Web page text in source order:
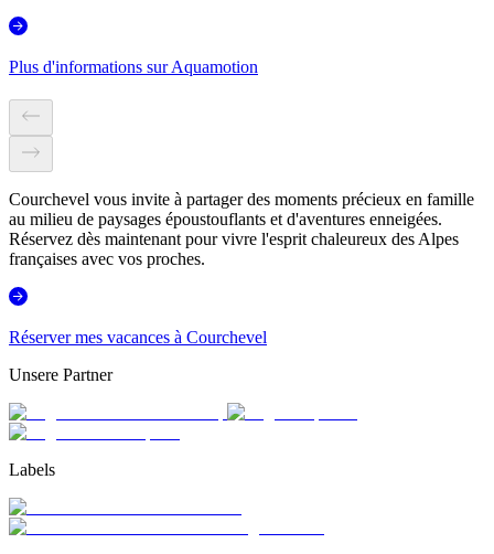
Plus d'informations sur Aquamotion
Courchevel vous invite à partager des moments précieux en famille
au milieu de paysages époustouflants et d'aventures enneigées.
Réservez dès maintenant pour vivre l'esprit chaleureux des Alpes
françaises avec vos proches.
Réserver mes vacances à Courchevel
Unsere Partner
Labels